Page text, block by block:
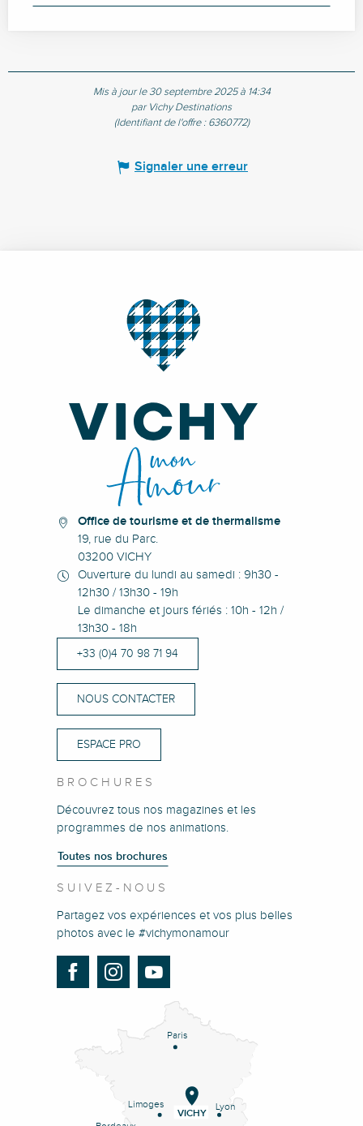
Mis à jour le 30 septembre 2025 à 14:34
par Vichy Destinations
(Identifiant de l'offre : 6360772)
Signaler une erreur
Office de tourisme et de thermalisme
19, rue du Parc.
03200 VICHY
Ouverture du lundi au samedi : 9h30 -
12h30 / 13h30 - 19h
Le dimanche et jours fériés : 10h - 12h /
13h30 - 18h
+33 (0)4 70 98 71 94
NOUS CONTACTER
ESPACE PRO
BROCHURES
Découvrez tous nos magazines et les
programmes de nos animations.
Toutes nos brochures
SUIVEZ-NOUS
Partagez vos expériences et vos plus belles
photos avec le #vichymonamour
Paris
Lyon
Limoges
VICHY